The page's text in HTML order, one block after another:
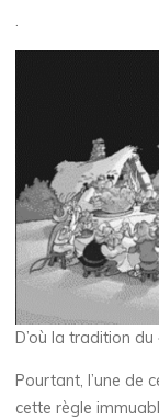
.
D’où la tradition du
Pourtant, l’une de
cette règle